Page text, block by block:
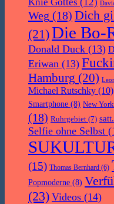
Weg (18) Dich
(21)Die Bo-
Donald Duck (13)
Eriwan (13)
Hamburg (20)
Michael Rutschky (10)
Smartphone (8) New York
(18) Ruhrgebiet (7)
Selfie ohne Selbst
(15) Thomas Bernhard (6)
Popmoderne (8)
(23) Videos (14)